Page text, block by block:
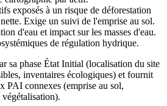
exposés à un risque de déforestation
Exige un suivi de l'emprise au sol.
d'eau et impact sur les masses d'eau.
de régulation hydrique.
sa phase État Initial (localisation du site
inventaires écologiques) et fournit
PAI connexes (emprise au sol,